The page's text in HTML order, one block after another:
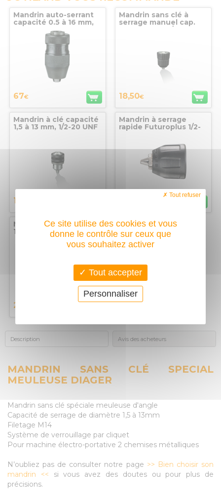
Mandrin auto-serrant
capacité 0.5 à 16 mm,
B16 pour perceuses
portatives
professionnelles
67€
Mandrin sans clé à
serrage manuel cap.
0,5 à 10 mm, 3/8-24
18,50€
Mandrin à clé capacité
1,5 à 13 mm, 1/2-20 UNF
15,20
Mandrin à serrage
rapide Futuroplus 1/2-
Mandrin à clé capacité
1,5 à 13mm, 1/2-20
perceuses pro
27
Description Avis des acheteurs
MANDRIN SANS CLÉ SPECIAL
MEULEUSE DIAGER
Mandrin sans clé spéciale meuleuse d'angle
Capacité de serrage de diamètre 1,5 à 13mm
Filetage M14
Système de verrouillage par cliquet
Pour machine électro-portative 2 chemises métalliques
N’oubliez pas de consulter notre page >> Bien choisir son
mandrin << si vous avez des doutes ou pour plus de
précisions.
Ce site utilise des cookies et vous
donne le contrôle sur ceux que
vous souhaitez activer
Tout accepter
Tout refuser
Personnaliser